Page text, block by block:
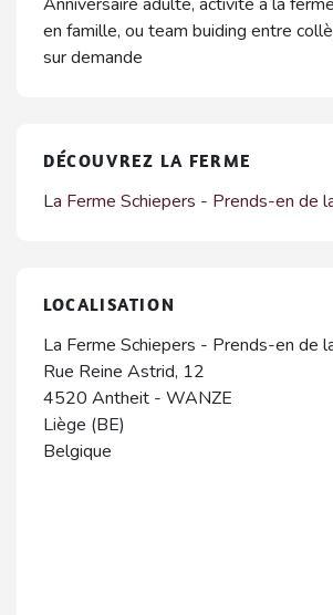
en famille, ou team buiding entre
sur demande
DÉCOUVREZ LA FERME
La Ferme Schiepers - Prends-en de
LOCALISATION
La Ferme Schiepers - Prends-en de
Rue Reine Astrid, 12
4520 Antheit - WANZE
Liège (BE)
Belgique